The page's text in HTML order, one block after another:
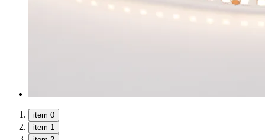
item 0
item 1